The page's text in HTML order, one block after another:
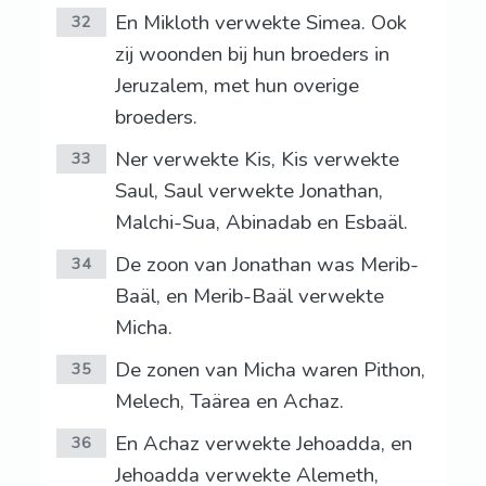
32
En Mikloth verwekte Simea. Ook
zij woonden bij hun broeders in
Jeruzalem, met hun overige
broeders.
33
Ner verwekte Kis, Kis verwekte
Saul, Saul verwekte Jonathan,
Malchi-Sua, Abinadab en Esbaäl.
34
De zoon van Jonathan was Merib-
Baäl, en Merib-Baäl verwekte
Micha.
35
De zonen van Micha waren Pithon,
Melech, Taärea en Achaz.
36
En Achaz verwekte Jehoadda, en
Jehoadda verwekte Alemeth,